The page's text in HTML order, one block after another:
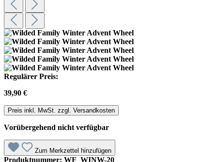
Regulärer Preis:
39,90 €
Preis inkl. MwSt. zzgl. Versandkosten
Vorübergehend nicht verfügbar
Zum Merkzettel hinzufügen
Produktnummer: WF_WINW-20